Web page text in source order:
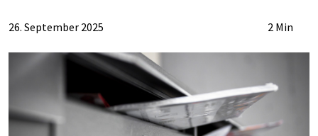
26. September 2025 2 Min